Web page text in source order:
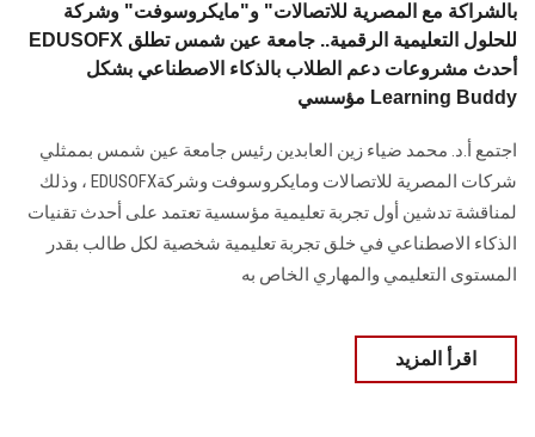
الموظفون
سجل الان
بالشراكة مع المصرية للاتصالات" و"مايكروسوفت" وشركة
EDUSOFX للحلول التعليمية الرقمية.. جامعة عين شمس تطلق
أحدث مشروعات دعم الطلاب بالذكاء الاصطناعي بشكل
مؤسسي Learning Buddy
اجتمع أ.د. محمد ضياء زين العابدين رئيس جامعة عين شمس بممثلي
شركات المصرية للاتصالات ومايكروسوفت وشركةEDUSOFX ، وذلك
لمناقشة تدشين أول تجربة تعليمية مؤسسية تعتمد على أحدث تقنيات
الذكاء الاصطناعي في خلق تجربة تعليمية شخصية لكل طالب بقدر
المستوى التعليمي والمهاري الخاص به
اقرأ المزيد